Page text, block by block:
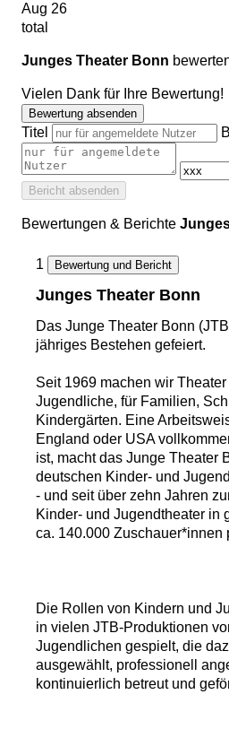
Aug 26
total
Junges Theater Bonn
Vielen Dank für Ihre Bewertung!
Bewertung absenden
Titel
Bericht absenden
Bewertungen & Berichte
1 Bewertung und Bericht
Junges Theater Bonn
Das Junge Theater Bonn
jähriges Bestehen gefeiert.
Seit 1969 machen wir
Jugendliche, für Familien,
Kindergärten. Eine
England oder USA
ist, macht das Junge Theater
deutschen Kinder- und
- und seit über zehn Jahren
Kinder- und Jugendtheater in
ca. 140.000 Zuschauer*innen
Die Rollen von Kindern und
in vielen JTB-Produktionen
Jugendlichen gespielt, die
ausgewählt, professionell
kontinuierlich betreut und